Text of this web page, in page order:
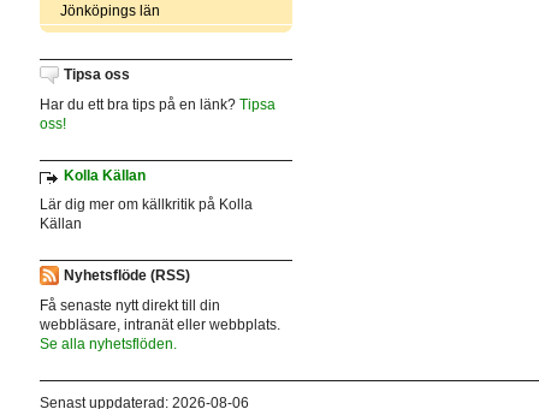
Jönköpings län
Tipsa oss
Har du ett bra tips på en länk? Tipsa
oss!
Kolla Källan
Lär dig mer om källkritik på Kolla
Källan
Nyhetsflöde (RSS)
Få senaste nytt direkt till din
webbläsare, intranät eller webbplats.
Se alla nyhetsflöden.
Senast uppdaterad: 2026-08-06